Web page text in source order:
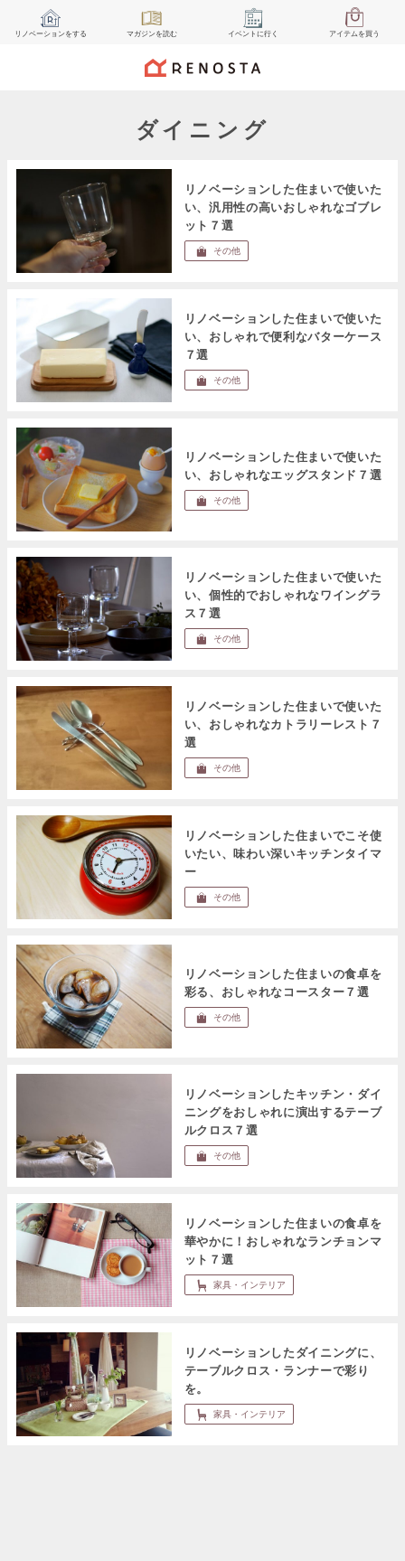
リノベーションをする マガジンを読む イベント に行く アイテムを買う
ダイニング
リノベーションした住まいで使いた
い、汎用性の高いおしゃれなゴブレ
ット７選
その他
リノベーションした住まいで使いた
い、おしゃれで便利なバターケース
７選
その他
リノベーションした住まいで使いた
い、おしゃれなエッグスタンド７選
その他
リノベーションした住まいで使いた
い、個性的でおしゃれなワイングラ
ス７選
その他
リノベーションした住まいで使いた
い、おしゃれなカトラリーレスト７
選
その他
リノベーションした住まいでこそ使
いたい、味わい深いキッチンタイマ
ー
その他
リノベーションした住まいの食卓を
彩る、おしゃれなコースター７選
その他
リノベーションしたキッチン・ダイ
ニングをおしゃれに演出するテーブ
ルクロス７選
その他
リノベーションした住まいの食卓を
華やかに！おしゃれなランチョンマ
ット７選
家具・インテリア
リノベーションしたダイニングに、
テーブルクロス・ランナーで彩り
を。
家具・インテリア